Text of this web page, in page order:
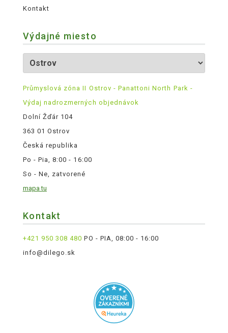
Kontakt
Výdajné miesto
Průmyslová zóna II Ostrov - Panattoni North Park -
Výdaj nadrozmerných objednávok
Dolní Žďár 104
363 01 Ostrov
Česká republika
Po - Pia, 8:00 - 16:00
So - Ne, zatvorené
mapa tu
Kontakt
+421 950 308 480 PO - PIA, 08:00 - 16:00
info@dilego.sk